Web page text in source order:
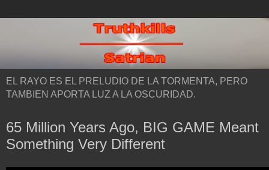
EL RAYO ES EL PRELUDIO DE LA TORMENTA, PERO
TAMBIEN APORTA LUZ A LA OSCURIDAD.
65 Million Years Ago, BIG GAME Meant
Something Very Different